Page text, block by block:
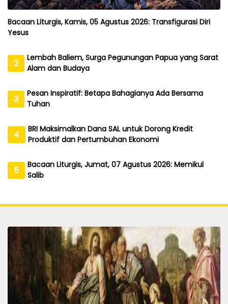
Bacaan Liturgis, Kamis, 05 Agustus 2026: Transfigurasi Diri
Yesus
2
Lembah Baliem, Surga Pegunungan Papua yang Sarat
Alam dan Budaya
3
Pesan Inspiratif: Betapa Bahagianya Ada Bersama
Tuhan
4
BRI Maksimalkan Dana SAL untuk Dorong Kredit
Produktif dan Pertumbuhan Ekonomi
5
Bacaan Liturgis, Jumat, 07 Agustus 2026: Memikul
Salib